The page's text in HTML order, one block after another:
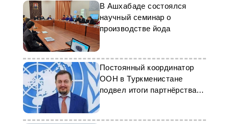
В Ашхабаде состоялся
научный семинар о
производстве йода
Постоянный координатор
ООН в Туркменистане
подвел итоги партнёрства в
2025 году